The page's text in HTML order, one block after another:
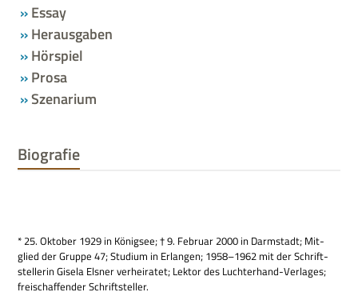
Essay
Herausgaben
Hörspiel
Prosa
Szenarium
Biografie
* 25. Okto­ber 1929 in König­see; † 9. Februar 2000 in Darm­stadt; Mit­
glied der Gruppe 47; Stu­dium in Erlan­gen; 1958–1962 mit der Schrift­
stel­le­rin Gisela Els­ner ver­hei­ra­tet; Lek­tor des Luch­ter­hand-Ver­la­ges;
frei­schaf­fen­der Schriftsteller.